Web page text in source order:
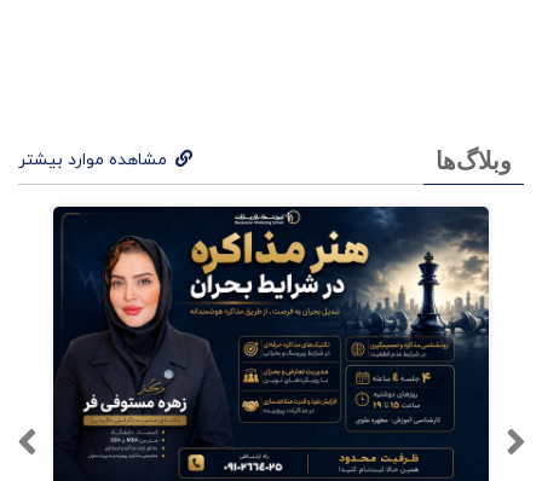
وبلاگ‌ها مشاهده موارد بیشتر